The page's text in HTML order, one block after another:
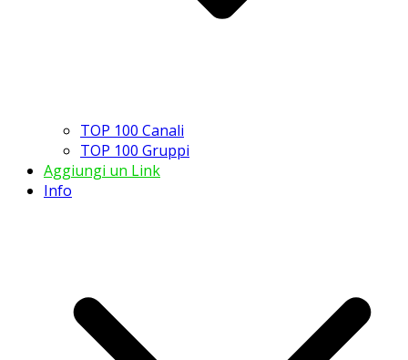
TOP 100 Canali
TOP 100 Gruppi
Aggiungi un Link
Info